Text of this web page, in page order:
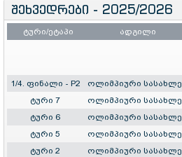
შეხვედრები - 2025/2026
ტური/ეტაპი ადგილი
1/4. ფინალი - P2 ოლიმპიური სასახლე
ტური 7
ოლიმპიური სასახლე
ტური 6
ოლიმპიური სასახლე
ტური 5
ოლიმპიური სასახლე
ტური 2
ოლიმპიური სასახლე